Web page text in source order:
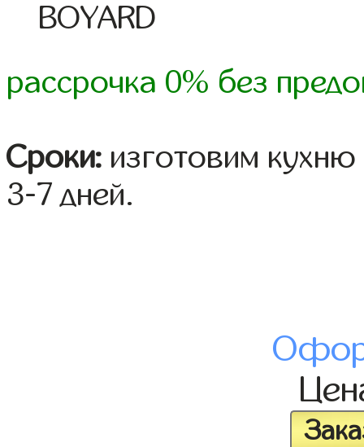
BOYARD
рассрочка 0% без
Сроки: изготовим
3-7 дней.